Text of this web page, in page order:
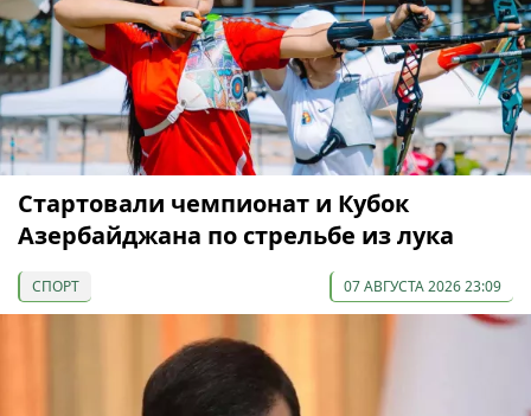
Cтартовали чемпионат и Кубок
Азербайджана по стрельбе из лука
СПОРТ 07 АВГУСТА 2026 23:09